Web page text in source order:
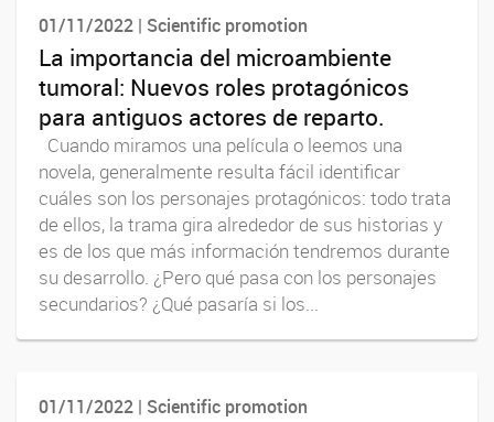
01/11/2022 | Scientific promotion
La importancia del microambiente
tumoral: Nuevos roles protagónicos
para antiguos actores de reparto.
Cuando miramos una película o leemos una
novela, generalmente resulta fácil identificar
cuáles son los personajes protagónicos: todo trata
de ellos, la trama gira alrededor de sus historias y
es de los que más información tendremos durante
su desarrollo. ¿Pero qué pasa con los personajes
secundarios? ¿Qué pasaría si los...
01/11/2022 | Scientific promotion